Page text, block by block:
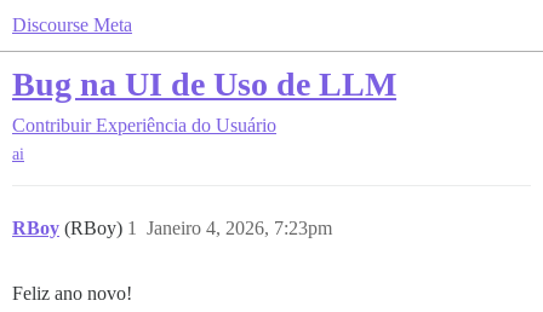
Discourse Meta
Bug na UI de Uso de LLM
Contribuir Experiência do Usuário
ai
RBoy (RBoy) Janeiro 4, 2026, 7:23pm
1
Feliz ano novo!